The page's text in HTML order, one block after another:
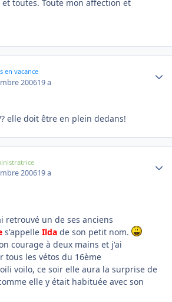
toutes. Toute mon affection et
en vacance
200619 a
elle doit être en plein dedans!
200619 a
retrouvé un de ses anciens
s'appelle Ilda de son petit nom.
courage à deux mains et j'ai
tous les vétos du 16ème
voilo, ce soir elle aura la surprise de
elle y était habituée avec son